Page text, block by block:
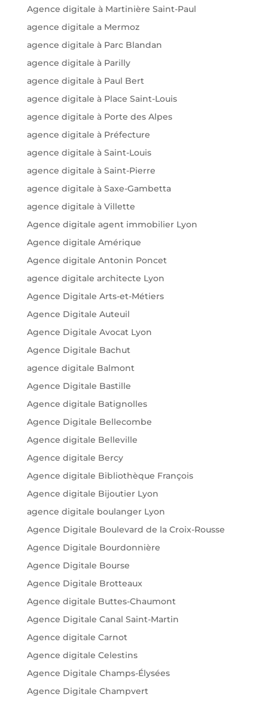
Agence digitale à Martinière Saint-Paul
agence digitale a Mermoz
agence digitale à Parc Blandan
agence digitale à Parilly
agence digitale à Paul Bert
agence digitale à Place Saint-Louis
agence digitale à Porte des Alpes
agence digitale à Préfecture
agence digitale à Saint-Louis
agence digitale à Saint-Pierre
agence digitale à Saxe-Gambetta
agence digitale à Villette
Agence digitale agent immobilier Lyon
Agence digitale Amérique
Agence digitale Antonin Poncet
agence digitale architecte Lyon
Agence Digitale Arts-et-Métiers
Agence Digitale Auteuil
Agence Digitale Avocat Lyon
Agence Digitale Bachut
agence digitale Balmont
Agence Digitale Bastille
Agence digitale Batignolles
Agence Digitale Bellecombe
Agence digitale Belleville
Agence digitale Bercy
Agence digitale Bibliothèque François
Agence digitale Bijoutier Lyon
agence digitale boulanger Lyon
Agence Digitale Boulevard de la Croix-Rousse
Agence Digitale Bourdonnière
Agence Digitale Bourse
Agence Digitale Brotteaux
Agence digitale Buttes-Chaumont
Agence Digitale Canal Saint-Martin
Agence digitale Carnot
Agence digitale Celestins
Agence Digitale Champs-Élysées
Agence Digitale Champvert